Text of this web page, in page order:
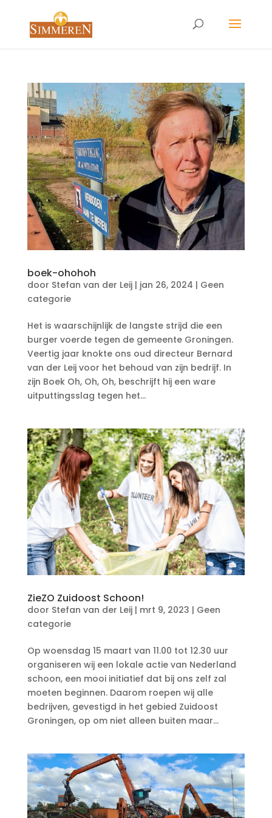
boek-ohohoh
door Stefan van der Leij| jan 26, 2024 | Geen
categorie
Het is waarschijnlijk de langste strijd die een
burger voerde tegen de gemeente Groningen.
Veertig jaar knokte ons oud directeur Bernard
van der Leij voor het behoud van zijn bedrijf. In
zijn Boek Oh, Oh, Oh, beschrijft hij een ware
uitputtingsslag tegen het...
ZieZO Zuidoost Schoon!
door Stefan van der Leij| mrt 9, 2023 | Geen
categorie
Op woensdag 15 maart van 11.00 tot 12.30 uur
organiseren wij een lokale actie van Nederland
schoon, een mooi initiatief dat bij ons zelf zal
moeten beginnen. Daarom roepen wij alle
bedrijven, gevestigd in het gebied Zuidoost
Groningen, op om niet alleen buiten maar...